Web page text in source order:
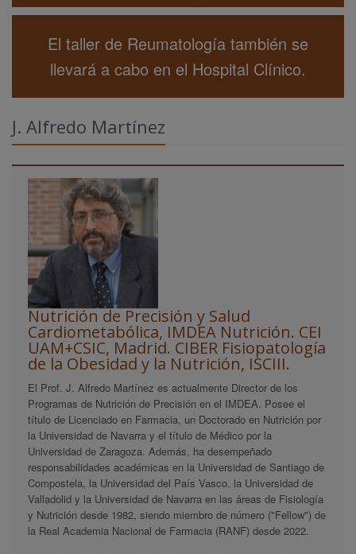
El taller de Reumatología también se
llevará a cabo en el Hospital Clínico.
J. Alfredo Martínez
Nutrición de Precisión y Salud
Cardiometabólica, IMDEA Nutrición. CEI
UAM+CSIC, Madrid. CIBER Fisiopatología
de la Obesidad y la Nutrición, ISCIII.
El Prof. J. Alfredo Martínez es actualmente Director de los
Programas de Nutrición de Precisión en el IMDEA. Posee el
título de Licenciado en Farmacia, un Doctorado en Nutrición por
la Universidad de Navarra y el título de Médico por la
Universidad de Zaragoza. Además, ha desempeñado
responsabilidades académicas en la Universidad de Santiago de
Compostela, la Universidad del País Vasco, la Universidad de
Valladolid y la Universidad de Navarra en las áreas de Fisiología
y Nutrición desde 1982, siendo miembro de número ("Fellow") de
la Real Academia Nacional de Farmacia (RANF) desde 2022.